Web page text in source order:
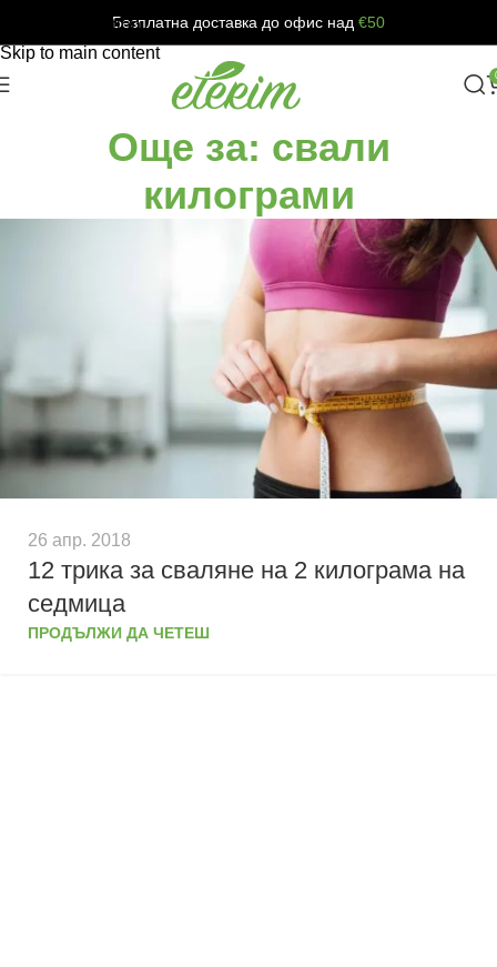
Skip to navigation
Skip to main content
Безплатна доставка до офис над €50
Още за: свали
килограми
26 апр. 2018
12 трика за сваляне на 2 килограма на
седмица
ПРОДЪЛЖИ ДА ЧЕТЕШ